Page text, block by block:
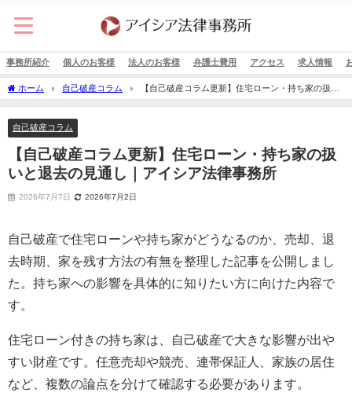
事務所紹介 個人のお客様 法人のお客様 弁護士費用 アクセス 求人情報
ホーム 自己破産コラム
【自己破産コラム更新】住宅ローン・持ち家の扱い
と退去の見通し｜アイシア法律事務所
自己破産コラム
【自己破産コラム更新】住宅ローン・持ち家の扱
いと退去の見通し｜アイシア法律事務所
2026年7月7日 2026年7月2日
自己破産で住宅ローンや持ち家がどうなるのか、売却、退
去時期、家を残す方法の有無を整理した記事を公開しまし
た。持ち家への影響を具体的に知りたい方に向けた内容で
す。
住宅ローン付きの持ち家は、自己破産で大きな影響が出や
すい財産です。任意売却や競売、連帯保証人、家族の居住
など、複数の論点を分けて確認する必要があります。